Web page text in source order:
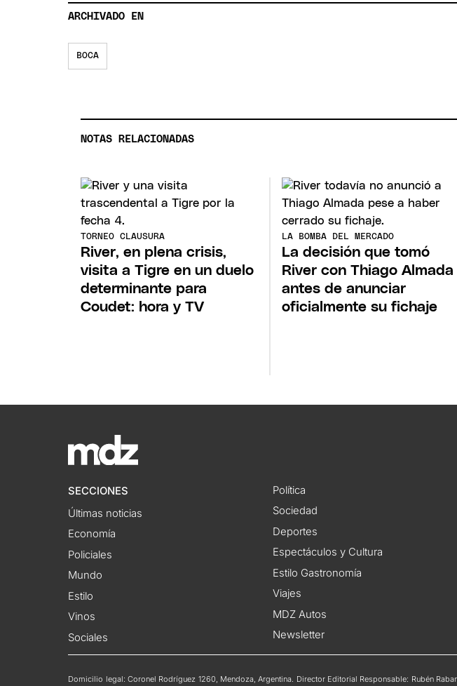
ARCHIVADO EN
BOCA
NOTAS RELACIONADAS
TORNEO CLAUSURA
River, en plena crisis,
visita a Tigre en un duelo
determinante para
Coudet: hora y TV
LA BOMBA DEL MERCADO
La decisión que tomó
River con Thiago Almada
antes de anunciar
oficialmente su fichaje
SECCIONES
Últimas noticias
Economía
Policiales
Mundo
Estilo
Vinos
Sociales
Política
Sociedad
Deportes
Espectáculos y Cultura
Estilo Gastronomía
Viajes
MDZ Autos
Newsletter
Domicilio legal: Coronel Rodríguez 1260, Mendoza, Argentina. Director Editorial Responsable: Rubén